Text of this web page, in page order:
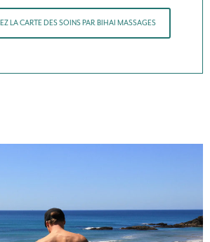
LA CARTE DES SOINS PAR BIHAI MASSAGES